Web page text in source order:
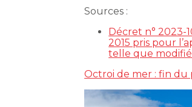
Sources :
Décret n° 2023-
2015 pris pour
telle que
Octroi de mer : fin du